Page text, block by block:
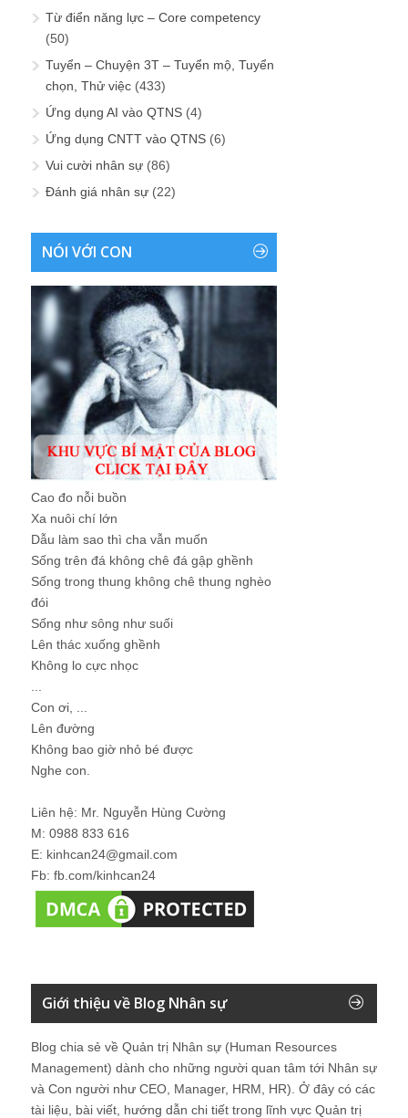
Từ điển năng lực – Core competency
(50)
Tuyển – Chuyện 3T – Tuyển mộ, Tuyển
chọn, Thử việc (433)
Ứng dụng AI vào QTNS (4)
Ứng dụng CNTT vào QTNS (6)
Vui cười nhân sự (86)
Đánh giá nhân sự (22)
NÓI VỚI CON
Cao đo nỗi buồn
Xa nuôi chí lớn
Dẫu làm sao thì cha vẫn muốn
Sống trên đá không chê đá gập ghềnh
Sống trong thung không chê thung nghèo
đói
Sống như sông như suối
Lên thác xuống ghềnh
Không lo cực nhọc
Con ơi, ...
Lên đường
Không bao giờ nhỏ bé được
Nghe con.
Liên hệ: Mr. Nguyễn Hùng Cường
M: 0988 833 616
E: kinhcan24@gmail.com
Fb: fb.com/kinhcan24
Giới thiệu về Blog Nhân sự
Blog chia sẻ về Quản trị Nhân sự (Human Resources
Management) dành cho những người quan tâm tới Nhân sự
và Con người như CEO, Manager, HRM, HR). Ở đây có các
tài liệu, bài viết, hướng dẫn chi tiết trong lĩnh vực Quản trị